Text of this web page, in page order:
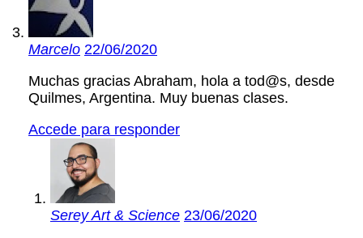
Marcelo 22/06/2020
Muchas gracias Abraham, hola a tod@s, desde
Quilmes, Argentina. Muy buenas clases.
Accede para responder
Serey Art & Science 23/06/2020